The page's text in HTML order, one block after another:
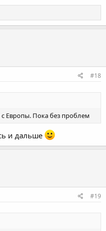
#18
Европы. Пока без проблем
и дальше
#19